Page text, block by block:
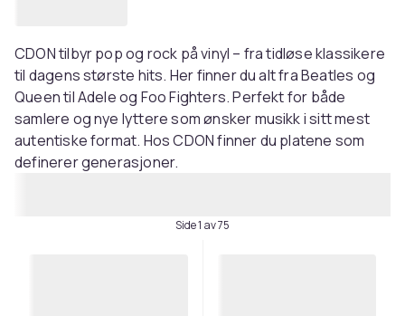
CDON tilbyr pop og rock på vinyl – fra tidløse klassikere
til dagens største hits. Her finner du alt fra Beatles og
Queen til Adele og Foo Fighters. Perfekt for både
samlere og nye lyttere som ønsker musikk i sitt mest
autentiske format. Hos CDON finner du platene som
definerer generasjoner.
Side 1 av 75